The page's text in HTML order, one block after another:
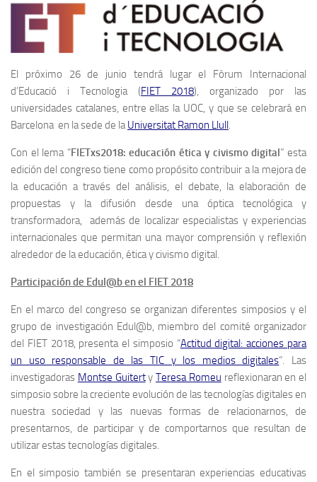
El próximo 26 de junio tendrá lugar el Fòrum Internacional
d’Educació i Tecnologia (FIET 2018), organizado por las
universidades catalanes, entre ellas la UOC, y que se celebrará en
Barcelona en la sede de laUniversitat Ramon Llull.
Con el lema “FIETxs2018: educación ética y civismo digital” esta
edición del congreso tiene como propósito contribuir a la mejora de
la educación a través del análisis, el debate, la elaboración de
propuestas y la difusión desde una óptica tecnológica y
transformadora, además de localizar especialistas y experiencias
internacionales que permitan una mayor comprensión y reflexión
alrededor de la educación, ética y civismo digital.
Participación de Edul@b en el FIET 2018
En el marco del congreso se organizan diferentes simposios y el
grupo de investigación Edul@b, miembro del comité organizador
del FIET 2018, presenta el simposio “Actitud digital: acciones para
un uso responsable de las TIC y los medios digitales”. Las
investigadoras Montse Guiterty Teresa Romeu reflexionaran en el
simposio sobre la creciente evolución de las tecnologías digitales en
nuestra sociedad y las nuevas formas de relacionarnos, de
presentarnos, de participar y de comportarnos que resultan de
utilizar estas tecnologías digitales.
En el simposio también se presentaran experiencias educativas